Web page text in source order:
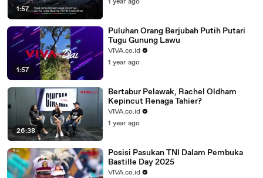
1:57
1:57
Puluhan Orang Berjubah Putih Putari
Tugu Gunung Lawu
VIVA.co.id
1 year ago
26:38
Bertabur Pelawak, Rachel Oldham
Kepincut Renaga Tahier?
VIVA.co.id
1 year ago
Posisi Pasukan TNI Dalam Pembuka
Bastille Day 2025
VIVA.co.id